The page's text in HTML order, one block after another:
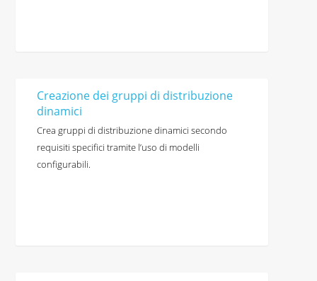
Creazione dei gruppi di distribuzione
dinamici
Crea gruppi di distribuzione dinamici secondo
requisiti specifici tramite l’uso di modelli
configurabili.